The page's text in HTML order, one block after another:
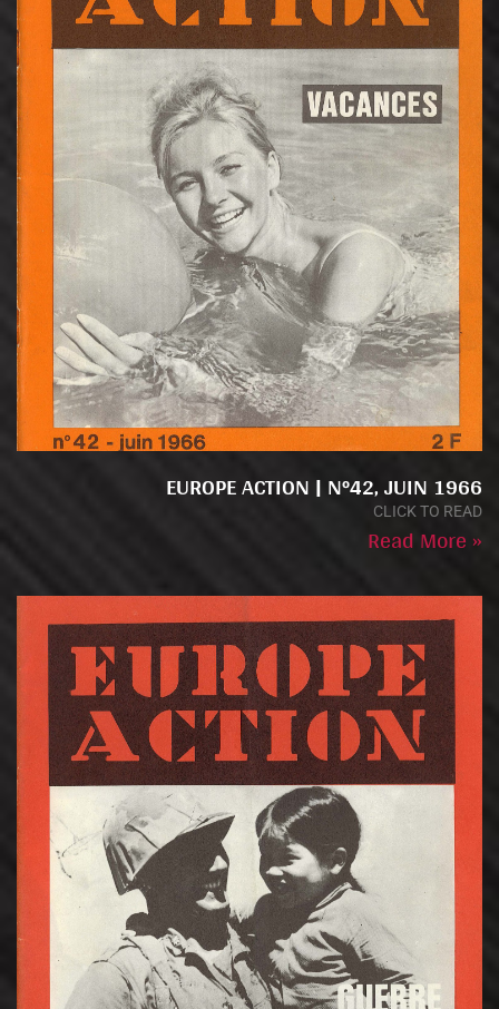
EUROPE ACTION | N°42, JUIN 1966
CLICK TO READ
Read More »